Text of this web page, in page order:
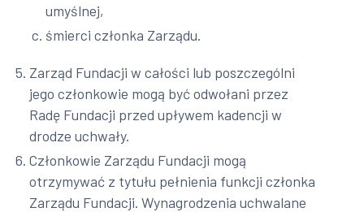
umyślnej,
śmierci członka Zarządu.
Zarząd Fundacji w całości lub poszczególni
jego członkowie mogą być odwołani przez
Radę Fundacji przed upływem kadencji w
drodze uchwały.
Członkowie Zarządu Fundacji mogą
otrzymywać z tytułu pełnienia funkcji członka
Zarządu Fundacji. Wynagrodzenia uchwalane